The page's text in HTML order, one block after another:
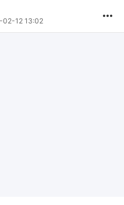
02-12 13:02